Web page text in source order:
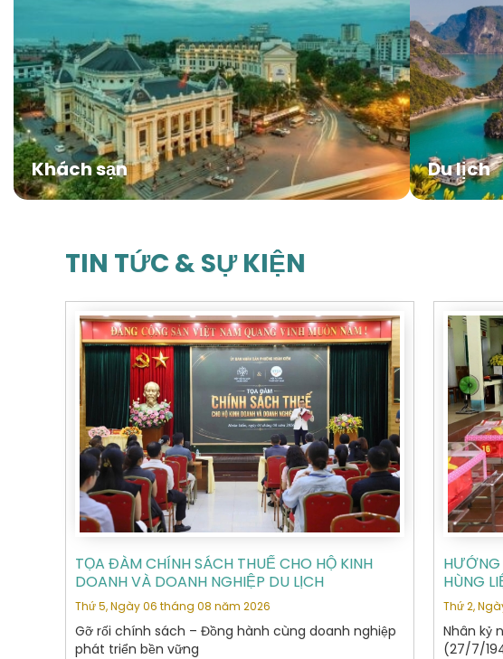
Khách sạn Du lịch
TIN TỨC & SỰ KIỆN
TỌA ĐÀM CHÍNH SÁCH THUẾ CHO HỘ KINH
DOANH VÀ DOANH NGHIỆP DU LỊCH
Thứ 5, Ngày 06 tháng 08 năm 2026
Gỡ rối chính sách – Đồng hành cùng doanh nghiệp
phát triển bền vững
HƯỚNG
HÙNG
BINH -
Thứ 2,
Nhân kỷ
(27/7/